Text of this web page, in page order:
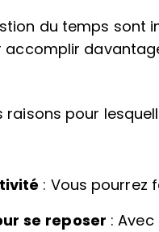
du temps
accomplir
raisons pour
: Vous pourrez
se reposer :